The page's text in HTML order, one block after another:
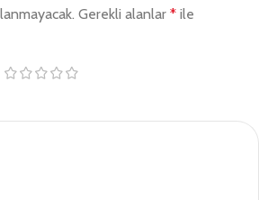
Gerekli alanlar * ile